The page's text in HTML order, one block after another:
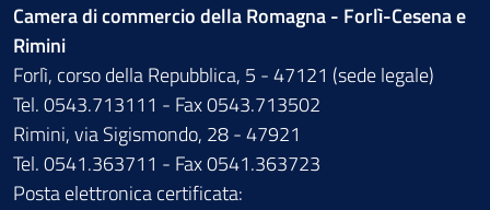
Camera di commercio della Romagna - Forlì-Cesena e
Rimini
Forlì, corso della Repubblica, 5 - 47121 (sede legale)
Tel. 0543.713111 - Fax 0543.713502
Rimini, via Sigismondo, 28 - 47921
Tel. 0541.363711 - Fax 0541.363723
Posta elettronica certificata: